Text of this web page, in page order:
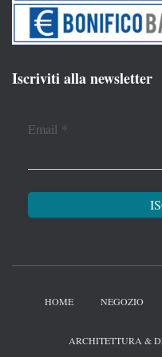
Iscriviti alla newsletter
Email *
HOME NEGOZIO
ARCHITETTURA &